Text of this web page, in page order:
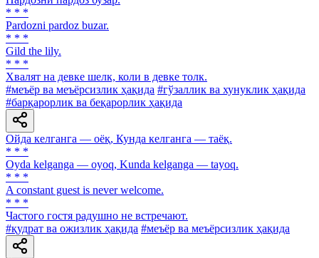
* * *
Pardozni pardoz buzar.
* * *
Gild the lily.
* * *
Хвалят на девке шелк, коли в девке толк.
#меъёр ва меъёрсизлик ҳақида #гўзаллик ва хунуклик ҳақида
#барқарорлик ва беқарорлик ҳақида
Ойда келганга — оёқ, Кунда келганга — таёқ.
* * *
Oyda kelganga — oyoq, Kunda kelganga — tayoq.
* * *
A constant guest is never welcome.
* * *
Частого гостя радушно не встречают.
#қудрат ва ожизлик ҳақида #меъёр ва меъёрсизлик ҳақида